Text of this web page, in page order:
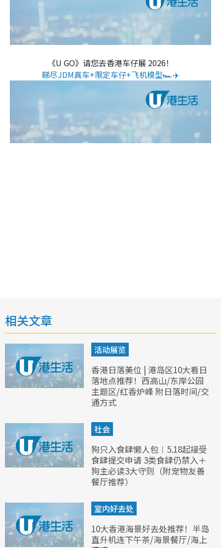
《U GO》请您去香港车仔展 2026！
睇尽JDM真车+限定车仔+飞机模型🏎️✈️
相关文章
活动展览
香港日落美位 | 港岛区10大看日
落地点推荐！西高山/东岸公园
主题区/红香炉峰 附日落时间/交
通方式
社会
狗只入食肆懒人包︱5.18起接受
食肆提交申请 3类食肆仍禁入＋
狗主必读3大守则（附宠物友善
餐厅推荐）
室内好去处
10大香港海景好去处推荐！半岛
直升机连下午茶/海景餐厅/海上